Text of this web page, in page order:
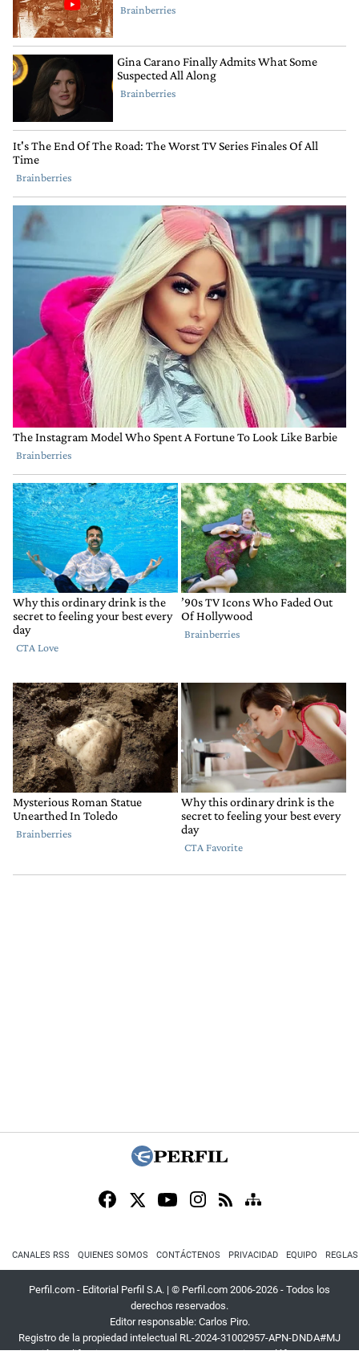
CANALES RSS QUIENES SOMOS CONTÁCTENOS PRIVACIDAD EQUIPO
Perfil.com - Editorial Perfil S.A. | © Perfil.com 2006-2026 - Todos los
derechos reservados.
Editor responsable: Carlos Piro.
Registro de la propiedad intelectual RL-2024-31002957-APN-DNDA#MJ
Dirección:California 2715,C1289ABI,CABA, Argentina| Teléfono:+54 9 11